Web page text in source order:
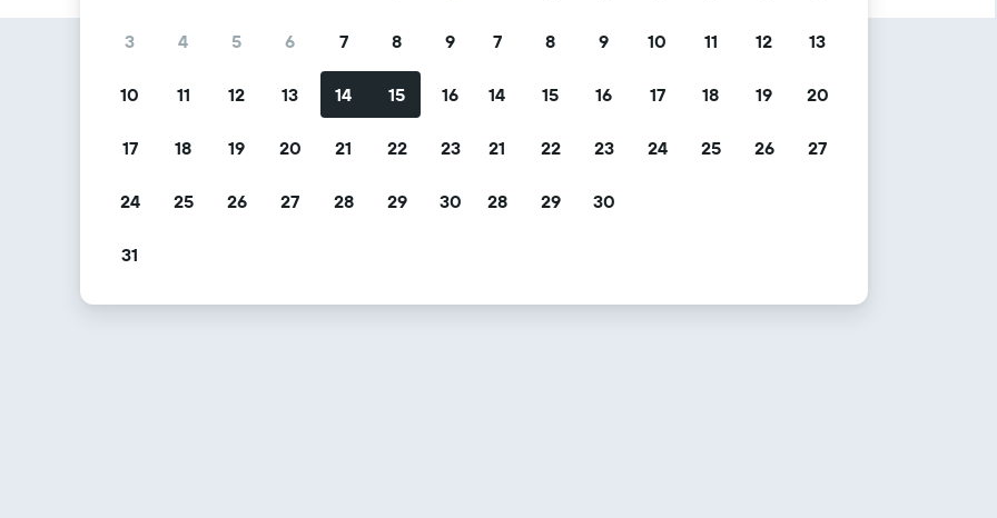
3 4 5 6 7 8 9
10 11 12 13 14 15 16
17 18 19 20 21 22 23
24 25 26 27 28 29 30
31
7 8 9 10 11 12 13
14 15 16 17 18 19 20
21 22 23 24 25 26 27
28 29 30